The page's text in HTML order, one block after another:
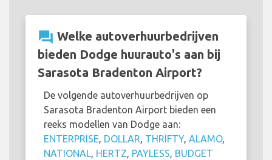
question_answer Welke autoverhuurbedrijven
bieden Dodge huurauto's aan bij
Sarasota Bradenton Airport?
De volgende autoverhuurbedrijven op
Sarasota Bradenton Airport bieden een
reeks modellen van Dodge aan:
ENTERPRISE, DOLLAR, THRIFTY, ALAMO,
NATIONAL, HERTZ, PAYLESS, BUDGET